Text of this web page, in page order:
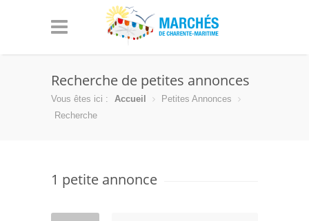
Recherche de petites annonces
Vous êtes ici : Accueil
Petites Annonces
Recherche
1 petite annonce